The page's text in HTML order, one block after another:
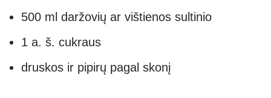
500 ml daržovių ar vištienos sultinio
1 a. š. cukraus
druskos ir pipirų pagal skonį